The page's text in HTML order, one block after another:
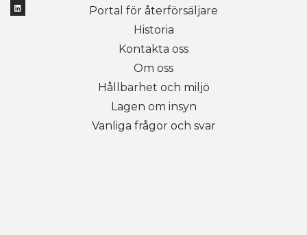
Portal för återförsäljare
Historia
Kontakta oss
Om oss
Hållbarhet och miljö
Lagen om insyn
Vanliga frågor och svar